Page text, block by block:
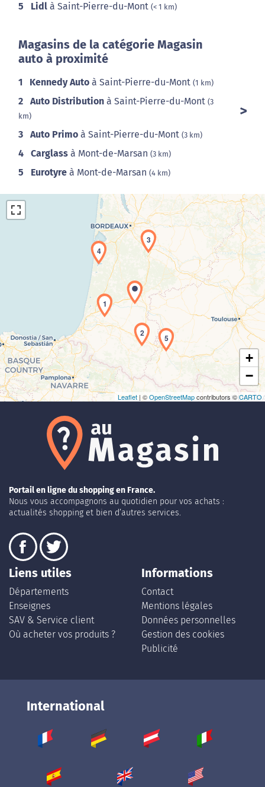
5 Lidl à Saint-Pierre-du-Mont (< 1 km)
Magasins de la catégorie Magasin
auto à proximité
1 Kennedy Auto à Saint-Pierre-du-Mont (1 km)
2 Auto Distribution à Saint-Pierre-du-Mont (3
km)
3 Auto Primo à Saint-Pierre-du-Mont (3 km)
4 Carglass à Mont-de-Marsan (3 km)
5 Eurotyre à Mont-de-Marsan (4 km)
Chargement de la carte en cours...
1
2
3
4
5
+
−
Leaflet| ©OpenStreetMapcontributors ©CARTO
Portail en ligne du shopping en France.
Nous vous accompagnons au quotidien pour vos achats :
actualités shopping et bien d’autres services.
Liens utiles
Départements
Enseignes
SAV & Service client
Où acheter vos produits ?
Informations
Contact
Mentions légales
Données personnelles
Gestion des cookies
Publicité
International